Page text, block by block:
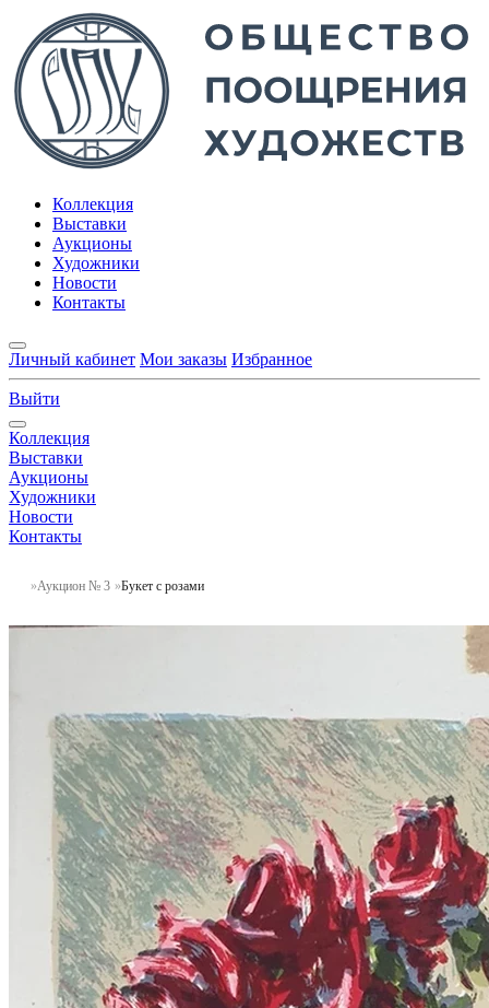
Коллекция
Выставки
Аукционы
Художники
Новости
Контакты
Личный кабинет Мои заказы Избранное
Выйти
Коллекция
Выставки
Аукционы
Художники
Новости
Контакты
Аукцион № 3 Букет с розами